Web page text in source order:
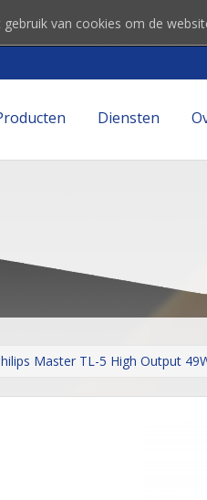
van cookies om de
Diensten
Master TL-5 High Output